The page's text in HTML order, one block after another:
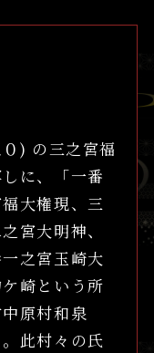
) の三之宮福
に、「一番
大権現、三
宮大明神、
之宮玉崎大
崎という所
原村和泉
此村々の氏